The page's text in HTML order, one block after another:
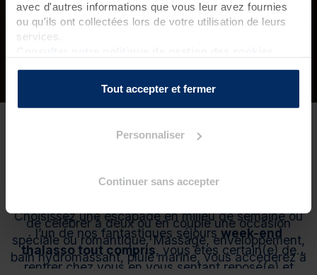
avec d'autres informations que vous leur avez fournies
ou qu'ils ont collectées lors de votre utilisation de leurs
services.
Tout accepter et fermer
Personnaliser
Continuer sans accepter
Offrez-vous le parfait antidote à la routine
de célébrer à deux ou en couple une occasion
spéciale ou romantique. Massage, enveloppement,
bain hydromassant, pluie marine, vous accéderez à
Choisissez une escapade en milieu de semaine ou
l’un de nos fantastiques séjours week-end
thalasso tout compris, vous êtes certain(e) de
rentrer chez vous en vous sentant reposé(e) et